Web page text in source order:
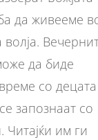
да живееме
да биде
со
запознаат со
Читајќи им ги